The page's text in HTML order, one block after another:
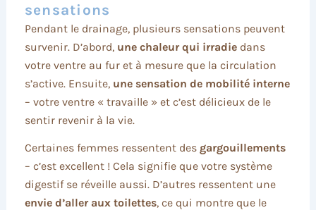
sensations
Pendant le drainage, plusieurs sensations peuvent
survenir. D’abord, une chaleur qui irradiedans
votre ventre au fur et à mesure que la circulation
s’active. Ensuite, une sensation de mobilité interne
– votre ventre « travaille » et c’est délicieux de le
sentir revenir à la vie.
Certaines femmes ressentent des gargouillements
– c’est excellent ! Cela signifie que votre système
digestif se réveille aussi. D’autres ressentent une
envie d’aller aux toilettes, ce qui montre que le